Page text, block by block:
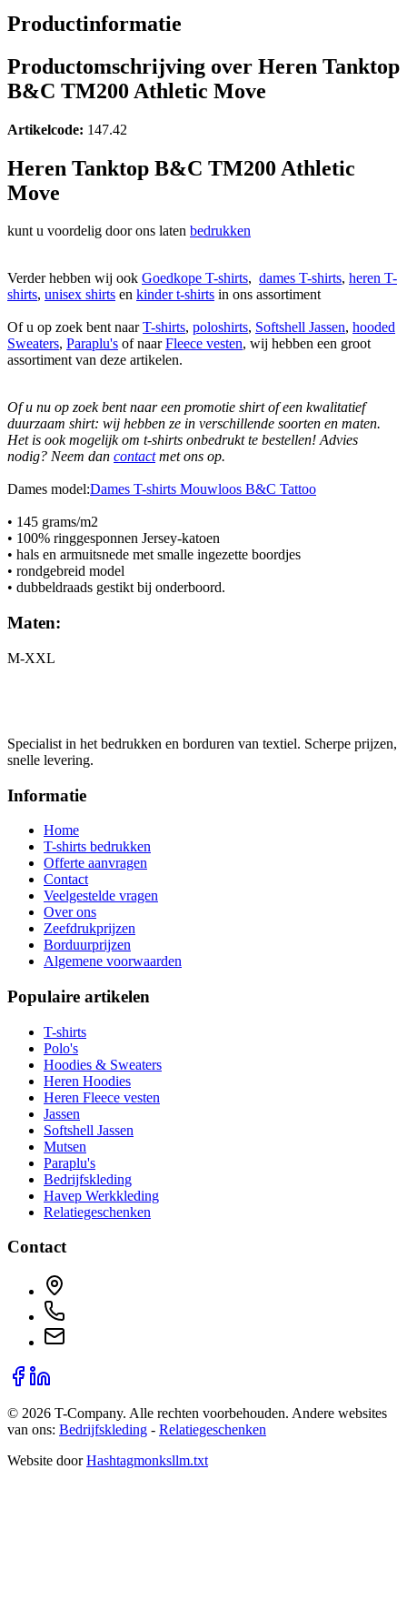
Productinformatie
Productomschrijving over Heren Tanktop
B&C TM200 Athletic Move
Artikelcode: 147.42
Heren Tanktop B&C TM200 Athletic
Move
kunt u voordelig door ons laten bedrukken
Verder hebben wij ook Goedkope T-shirts, dames T-shirts, heren T-
shirts, unisex shirts en kindert-shirts in ons assortiment
Of u op zoek bent naarT-shirts, poloshirts, Softshell Jassen, hooded
Sweaters, Paraplu's of naarFleece vesten, wij hebben een groot
assortiment van deze artikelen.
Of u nu op zoek bent naar een promotie shirt of een kwalitatief
duurzaam shirt: wij hebben ze in verschillende soorten en maten.
Het is ook mogelijk om t-shirts onbedrukt te bestellen! Advies
nodig? Neem dan contactmet ons op.
Dames model:Dames T-shirts Mouwloos B&C Tattoo
• 145 grams/m2
• 100% ringgesponnen Jersey-katoen
• hals en armuitsnede met smalle ingezette boordjes
• rondgebreid model
• dubbeldraads gestikt bij onderboord.
Maten:
M-XXL
Specialist in het bedrukken en borduren van textiel. Scherpe prijzen,
snelle levering.
Informatie
Home
T-shirts bedrukken
Offerte aanvragen
Contact
Veelgestelde vragen
Over ons
Zeefdrukprijzen
Borduurprijzen
Algemene voorwaarden
Populaire artikelen
T-shirts
Polo's
Hoodies & Sweaters
Heren Hoodies
Heren Fleece vesten
Jassen
Softshell Jassen
Mutsen
Paraplu's
Bedrijfskleding
Havep Werkkleding
Relatiegeschenken
Contact
© 2026 T-Company. Alle rechten voorbehouden. Andere websites
van ons: Bedrijfskleding - Relatiegeschenken
Website door Hashtagmonksllm.txt